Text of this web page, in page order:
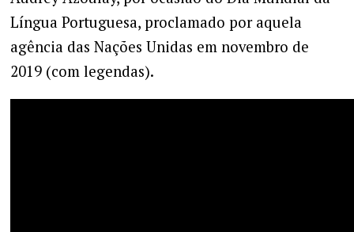
Língua Portuguesa, proclamado por aquela
agência das Nações Unidas em novembro de
2019 (com legendas).